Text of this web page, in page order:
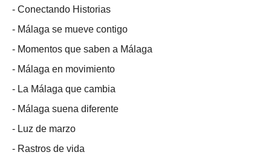
- Conectando Historias
- Málaga se mueve contigo
- Momentos que saben a Málaga
- Málaga en movimiento
- La Málaga que cambia
- Málaga suena diferente
- Luz de marzo
- Rastros de vida